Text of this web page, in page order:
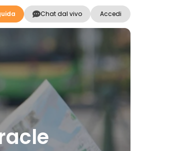
Chat dal vivo Accedi